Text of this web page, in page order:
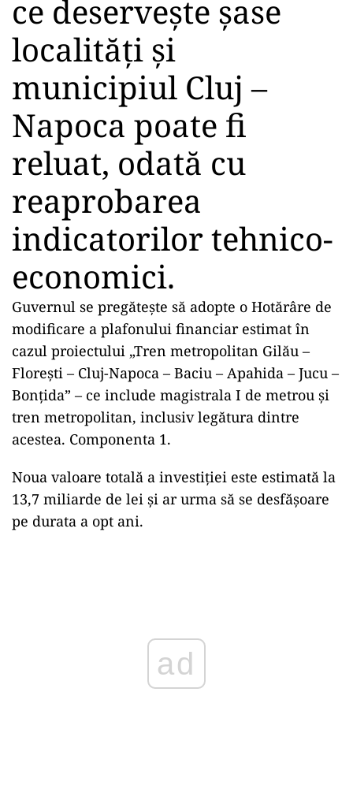
ce deservește șase
localități și
municipiul Cluj –
Napoca poate fi
reluat, odată cu
reaprobarea
indicatorilor tehnico-
economici.
Guvernul se pregătește să adopte o Hotărâre de
modificare a plafonului financiar estimat în
cazul proiectului „Tren metropolitan Gilău –
Florești – Cluj-Napoca – Baciu – Apahida – Jucu –
Bonțida” – ce include magistrala I de metrou și
tren metropolitan, inclusiv legătura dintre
acestea. Componenta 1.
Noua valoare totală a investiției este estimată la
13,7 miliarde de lei și ar urma să se desfășoare
pe durata a opt ani.